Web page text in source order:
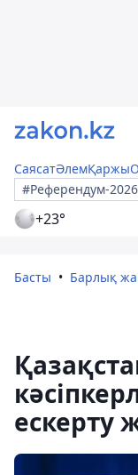
СаясатӘлемҚаржы
#Референдум-2026
+23°
Басты Барлық
ескерту